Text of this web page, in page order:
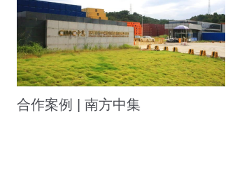
合作案例 | 南方中集